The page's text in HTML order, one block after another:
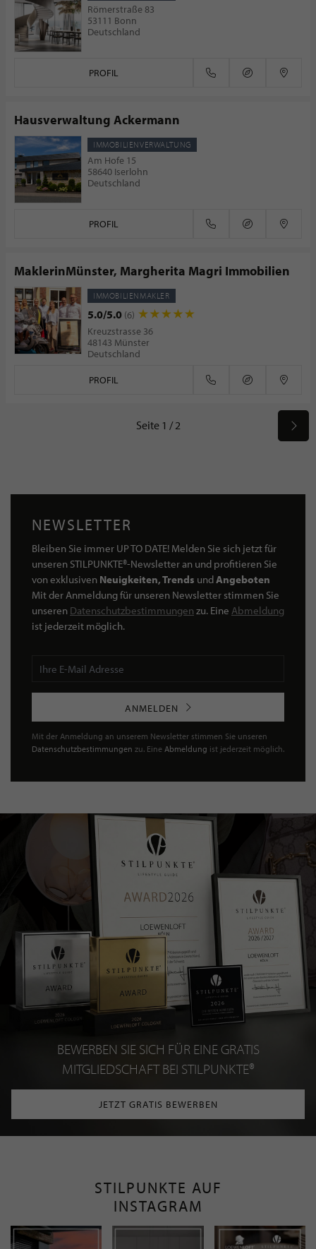
Römerstraße 83
53111 Bonn
Deutschland
PROFIL
Hausverwaltung Ackermann
IMMOBILIENVERWALTUNG
Am Hofe 15
58640 Iserlohn
Deutschland
PROFIL
MaklerinMünster, Margherita Magri Immobilien
IMMOBILIENMAKLER
5.0/5.0 (6)
Kreuzstrasse 36
48143 Münster
Deutschland
PROFIL
Seite 1 / 2
NEWSLETTER
Bleiben Sie immer UP TO DATE! Melden Sie sich jetzt für
unseren STILPUNKTE®-Newsletter an und profitieren Sie
von exklusiven Neuigkeiten, Trends undAngeboten
Mit der Anmeldung für unseren Newsletter stimmen Sie
unseren Datenschutzbestimmungen zu. Eine Abmeldung
ist jederzeit möglich.
ANMELDEN
Mit der Anmeldung an unserem Newsletter stimmen Sie unseren
Datenschutzbestimmungen zu. Eine Abmeldung ist jederzeit möglich.
BEWERBEN SIE SICH FÜR EINE GRATIS
MITGLIEDSCHAFT BEI STILPUNKTE®
JETZT GRATIS BEWERBEN
STILPUNKTE AUF
INSTAGRAM